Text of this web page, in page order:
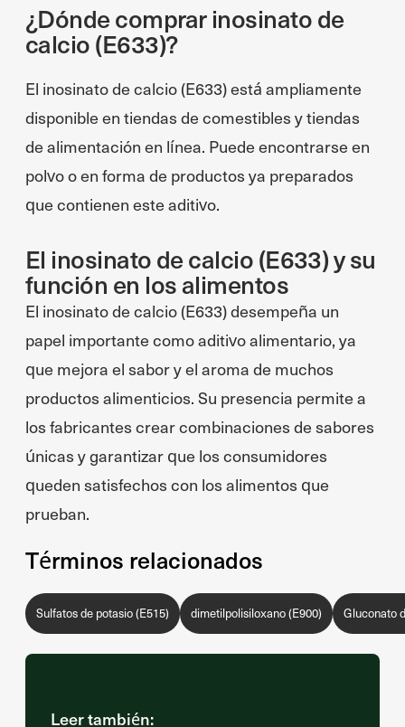
¿Dónde comprar inosinato de
calcio (E633)?
El inosinato de calcio (E633) está ampliamente
disponible en tiendas de comestibles y tiendas
de alimentación en línea. Puede encontrarse en
polvo o en forma de productos ya preparados
que contienen este aditivo.
El inosinato de calcio (E633) y su
función en los alimentos
El inosinato de calcio (E633) desempeña un
papel importante como aditivo alimentario, ya
que mejora el sabor y el aroma de muchos
productos alimenticios. Su presencia permite a
los fabricantes crear combinaciones de sabores
únicas y garantizar que los consumidores
queden satisfechos con los alimentos que
prueban.
Términos relacionados
Sulfatos de potasio (E515) dimetilpolisiloxano (E900) Gluconato
Leer también: